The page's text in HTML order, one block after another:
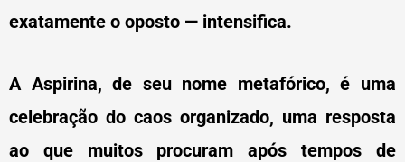
exatamente o oposto — intensifica.
A Aspirina, de seu nome metafórico, é uma
celebração do caos organizado, uma resposta
ao que muitos procuram após tempos de